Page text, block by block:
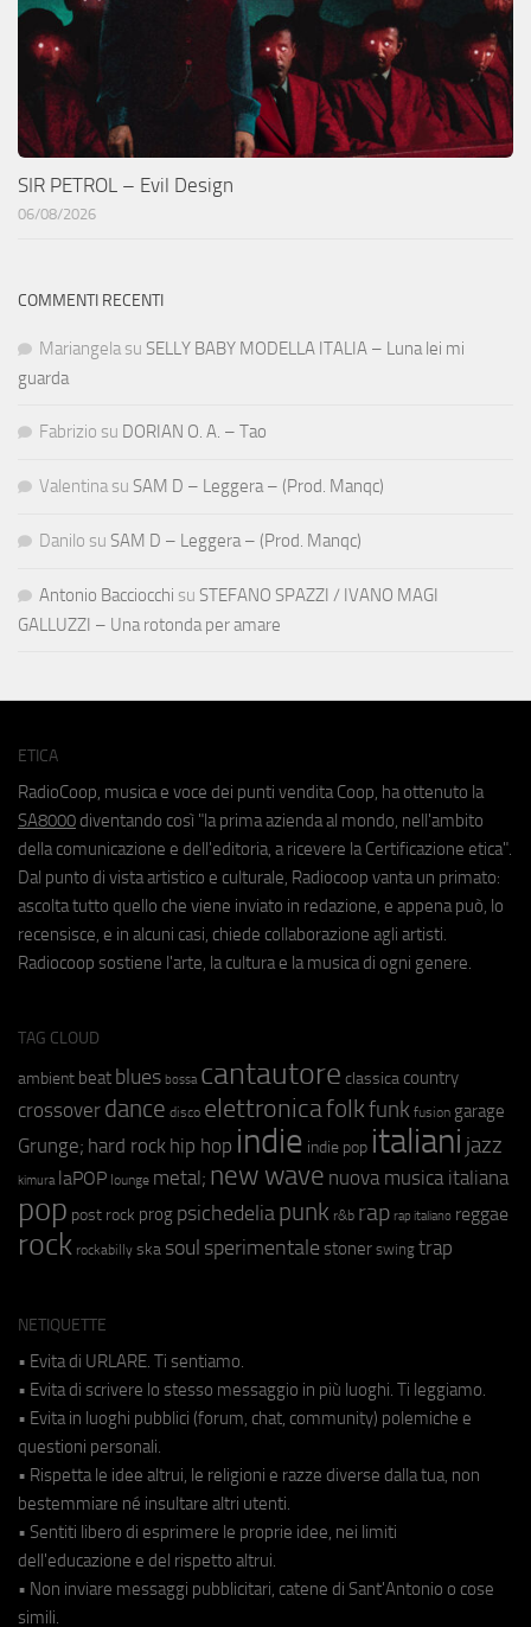
SIR PETROL – Evil Design
06/08/2026
COMMENTI RECENTI
Mariangela su SELLY BABY MODELLA ITALIA – Luna lei mi
guarda
Fabrizio su DORIAN O. A. – Tao
Valentina su SAM D – Leggera – (Prod. Manqc)
Danilo su SAM D – Leggera – (Prod. Manqc)
Antonio Bacciocchi su STEFANO SPAZZI / IVANO MAGI
GALLUZZI – Una rotonda per amare
ETICA
RadioCoop, musica e voce dei punti vendita Coop, ha ottenuto la
SA8000 diventando così "la prima azienda al mondo, nell'ambito
della comunicazione e dell'editoria, a ricevere la Certificazione etica".
Dal punto di vista artistico e culturale, Radiocoop vanta un primato:
ascolta tutto quello che viene inviato in redazione, e appena può, lo
recensisce, e in alcuni casi, chiede collaborazione agli artisti.
Radiocoop sostiene l'arte, la cultura e la musica di ogni genere.
TAG CLOUD
ambient beat blues bossa cantautore classica country
crossover dance disco elettronicafolkfunk fusion garage
Grunge; hard rock hip hop indie indie pop italiani jazz
kimura laPOP lounge metal; new wave nuova musica italiana
pop post rock prog psichedeliapunk r&b rap rap italiano reggae
rock rockabilly ska soul sperimentale stoner swing trap
NETIQUETTE
• Evita di URLARE. Ti sentiamo.
• Evita di scrivere lo stesso messaggio in più luoghi. Ti leggiamo.
• Evita in luoghi pubblici (forum, chat, community) polemiche e
questioni personali.
• Rispetta le idee altrui, le religioni e razze diverse dalla tua, non
bestemmiare né insultare altri utenti.
• Sentiti libero di esprimere le proprie idee, nei limiti
dell'educazione e del rispetto altrui.
• Non inviare messaggi pubblicitari, catene di Sant'Antonio o cose
simili.